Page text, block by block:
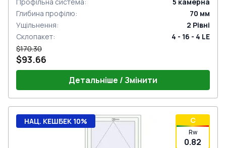
Глибина профілю: 70 мм
Ущільнення: 2 Рівні
Склопакет:
4 - 16 - 4 LE
$170.30
$93.66
Детальніше / Змінити
C
Rw
0.82
НАЦ. КЕШБЕК 10%